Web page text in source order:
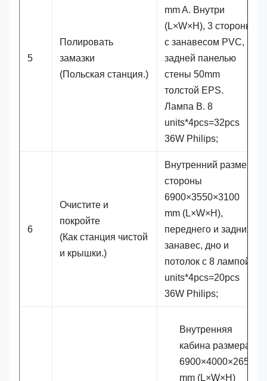
5
Полировать
замазки
(Польская станция.)
mm A. Внутри
(L×W×H), 3 стороны
с занавесом PVC,
задней панелью
стены 50mm
толстой EPS.
Лампа B. 8
units*4pcs=32pcs
36W Philips;
6
Очистите и
покройте
(Как станция чистой
и крышки.)
Внутренний размер
стороны
6900×3550×3100
mm (L×W×H),
переднего и задних
занавес, дно и
потолок с 8 лампой
units*4pcs=20pcs
36W Philips;
Внутренняя
кабина размера
6900×4000×2650
mm (L×W×H)